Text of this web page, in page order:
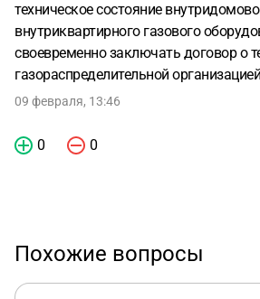
техническое состояние
внутриквартирного газового
своевременно заключать договор о
газораспределительной
09 февраля, 13:46
0 0
Похожие вопросы